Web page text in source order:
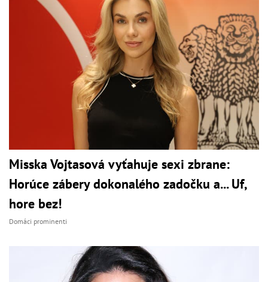
Misska Vojtasová vyťahuje sexi zbrane:
Horúce zábery dokonalého zadočku a... Uf,
hore bez!
Domáci prominenti